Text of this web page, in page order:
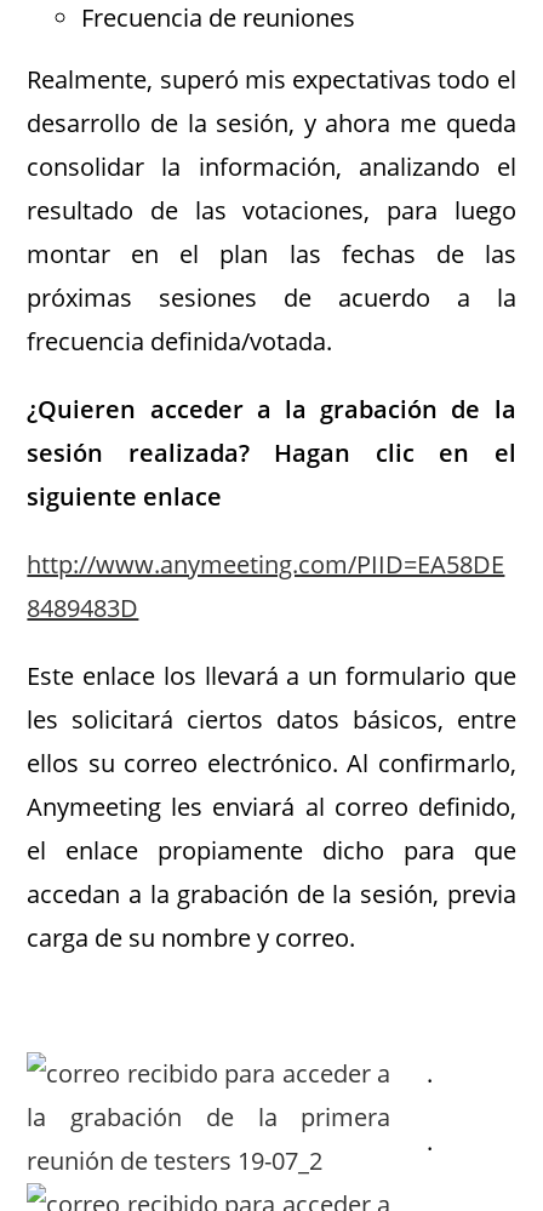
Frecuencia de reuniones
Realmente, superó mis expectativas todo el
desarrollo de la sesión, y ahora me queda
consolidar la información, analizando el
resultado de las votaciones, para luego
montar en el plan las fechas de las
próximas sesiones de acuerdo a la
frecuencia definida/votada.
¿Quieren acceder a la grabación de la
sesión realizada? Hagan clic en el
siguiente enlace
http://www.anymeeting.com/PIID=EA58DE
8489483D
Este enlace los llevará a un formulario que
les solicitará ciertos datos básicos, entre
ellos su correo electrónico. Al confirmarlo,
Anymeeting les enviará al correo definido,
el enlace propiamente dicho para que
accedan a la grabación de la sesión, previa
carga de su nombre y correo.
.
.